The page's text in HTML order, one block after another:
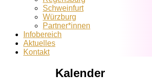
Schweinfurt
Würzburg
Partner*innen
Infobereich
Aktuelles
Kontakt
Kalender